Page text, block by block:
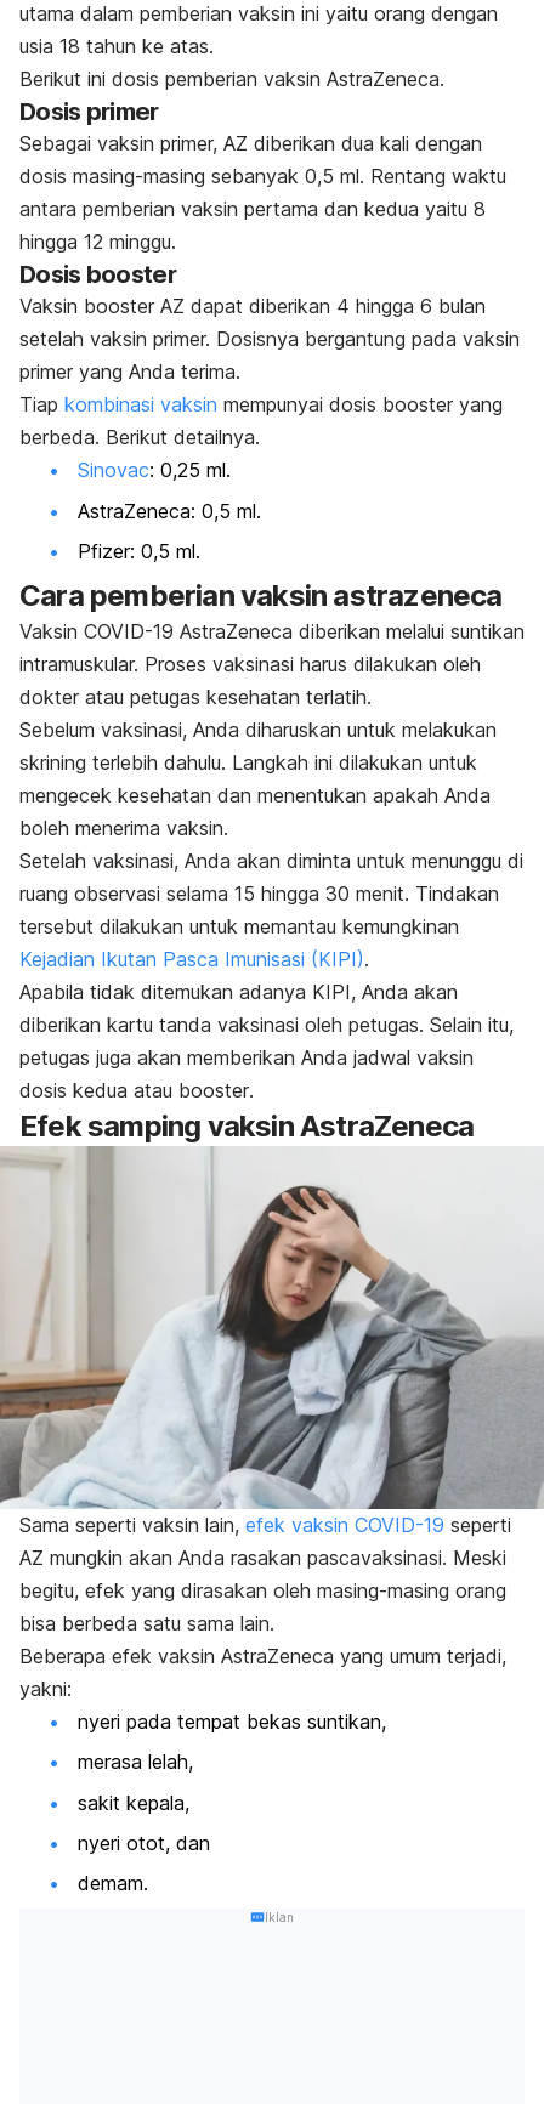
utama dalam pemberian vaksin ini yaitu orang dengan
usia 18 tahun ke atas.
Berikut ini dosis pemberian vaksin AstraZeneca.
Dosis primer
Sebagai vaksin primer, AZ diberikan dua kali dengan
dosis masing-masing sebanyak 0,5 ml. Rentang waktu
antara pemberian vaksin pertama dan kedua yaitu 8
hingga 12 minggu.
Dosis booster
Vaksin booster AZ dapat diberikan 4 hingga 6 bulan
setelah vaksin primer. Dosisnya bergantung pada vaksin
primer yang Anda terima.
Tiap kombinasi vaksin mempunyai dosis booster yang
berbeda. Berikut detailnya.
Sinovac: 0,25 ml.
AstraZeneca: 0,5 ml.
Pfizer: 0,5 ml.
Cara pemberian vaksin astrazeneca
Vaksin COVID-19 AstraZeneca diberikan melalui suntikan
intramuskular. Proses vaksinasi harus dilakukan oleh
dokter atau petugas kesehatan terlatih.
Sebelum vaksinasi, Anda diharuskan untuk melakukan
skrining terlebih dahulu. Langkah ini dilakukan untuk
mengecek kesehatan dan menentukan apakah Anda
boleh menerima vaksin.
Setelah vaksinasi, Anda akan diminta untuk menunggu di
ruang observasi selama 15 hingga 30 menit. Tindakan
tersebut dilakukan untuk memantau kemungkinan
Kejadian Ikutan Pasca Imunisasi (KIPI).
Apabila tidak ditemukan adanya KIPI, Anda akan
diberikan kartu tanda vaksinasi oleh petugas. Selain itu,
petugas juga akan memberikan Anda jadwal vaksin
dosis kedua atau booster.
Efek samping vaksin AstraZeneca
Sama seperti vaksin lain, efek vaksin COVID-19 seperti
AZ mungkin akan Anda rasakan pascavaksinasi. Meski
begitu, efek yang dirasakan oleh masing-masing orang
bisa berbeda satu sama lain.
Beberapa efek vaksin AstraZeneca yang umum terjadi,
yakni:
nyeri pada tempat bekas suntikan,
merasa lelah,
sakit kepala,
nyeri otot, dan
demam.
Iklan